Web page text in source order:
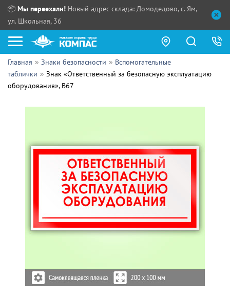
📦 Мы переехали! Новый адрес склада: Домодедово, с. Ям,
ул. Школьная, 36
Как купить?
Прайс-листы
Контакты
СБ, ВС:
Выдача продукции:
Главная Знаки безопасности
Вспомогательные
таблички
Знак «Ответственный за безопасную эксплуатацию
оборудования», B67